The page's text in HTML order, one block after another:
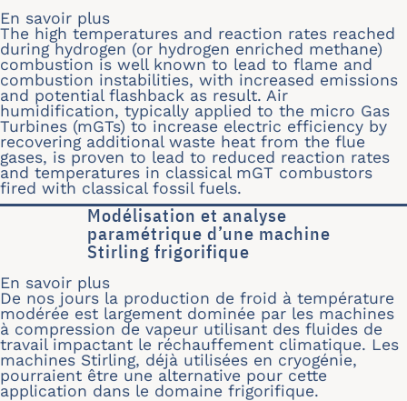
En savoir plus
The high temperatures and reaction rates reached
during hydrogen (or hydrogen enriched methane)
combustion is well known to lead to flame and
combustion instabilities, with increased emissions
and potential flashback as result. Air
humidification, typically applied to the micro Gas
Turbines (mGTs) to increase electric efficiency by
recovering additional waste heat from the flue
gases, is proven to lead to reduced reaction rates
and temperatures in classical mGT combustors
fired with classical fossil fuels.
Modélisation et analyse
paramétrique d’une machine
Stirling frigorifique
En savoir plus
De nos jours la production de froid à température
modérée est largement dominée par les machines
à compression de vapeur utilisant des fluides de
travail impactant le réchauffement climatique. Les
machines Stirling, déjà utilisées en cryogénie,
pourraient être une alternative pour cette
application dans le domaine frigorifique.